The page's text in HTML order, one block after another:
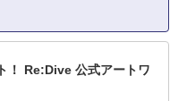
！ Re:Dive 公式アートワ